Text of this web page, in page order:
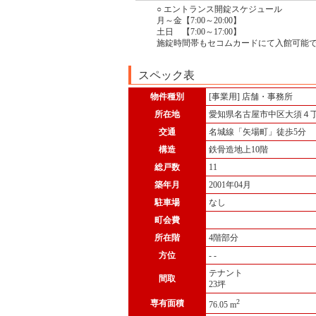
○ エントランス開錠スケジュール
月～金【7:00～20:00】
土日 【7:00～17:00】
施錠時間帯もセコムカードにて入館可能で
スペック表
物件種別
[事業用] 店舗・事務所
所在地
愛知県名古屋市中区大須４
交通
名城線「矢場町」徒歩5分
構造
鉄骨造地上10階
総戸数
11
築年月
2001年04月
駐車場
なし
町会費
所在階
4階部分
方位
- -
間取
テナント
23坪
専有面積
76.05 m2